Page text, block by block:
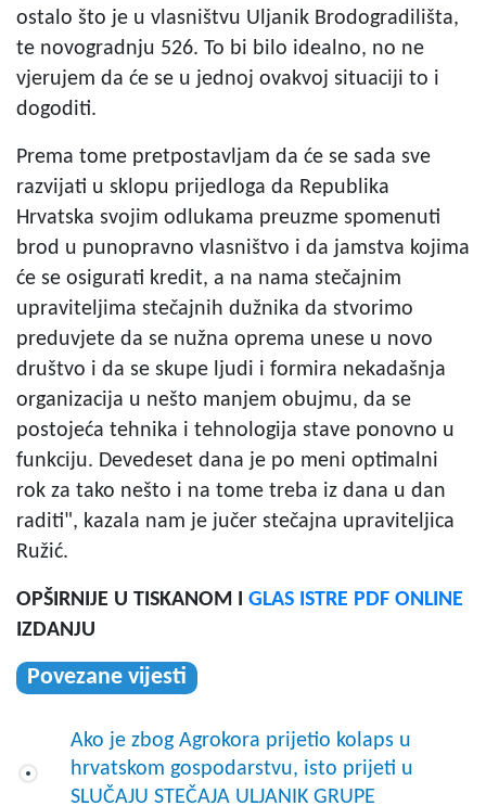
ostalo što je u vlasništvu Uljanik Brodogradilišta,
te novogradnju 526. To bi bilo idealno, no ne
vjerujem da će se u jednoj ovakvoj situaciji to i
dogoditi.
Prema tome pretpostavljam da će se sada sve
razvijati u sklopu prijedloga da Republika
Hrvatska svojim odlukama preuzme spomenuti
brod u punopravno vlasništvo i da jamstva kojima
će se osigurati kredit, a na nama stečajnim
upraviteljima stečajnih dužnika da stvorimo
preduvjete da se nužna oprema unese u novo
društvo i da se skupe ljudi i formira nekadašnja
organizacija u nešto manjem obujmu, da se
postojeća tehnika i tehnologija stave ponovno u
funkciju. Devedeset dana je po meni optimalni
rok za tako nešto i na tome treba iz dana u dan
raditi", kazala nam je jučer stečajna upraviteljica
Ružić.
OPŠIRNIJE U TISKANOM I GLAS ISTRE PDF ONLINE
IZDANJU
Povezane vijesti
Ako je zbog Agrokora prijetio kolaps u
hrvatskom gospodarstvu, isto prijeti u
SLUČAJU STEČAJA ULJANIK GRUPE